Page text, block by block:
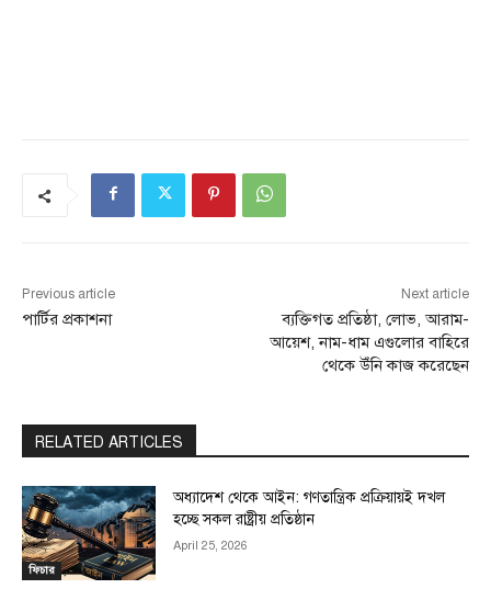
Previous article
পার্টির প্রকাশনা
Next article
ব্যক্তিগত প্রতিষ্ঠা, লোভ, আরাম-
আয়েশ, নাম-ধাম এগুলোর বাহিরে
থেকে উঁনি কাজ করেছেন
RELATED ARTICLES
ফিচার
অধ্যাদেশ থেকে আইন: গণতান্ত্রিক প্রক্রিয়ায়ই দখল
হচ্ছে সকল রাষ্ট্রীয় প্রতিষ্ঠান
April 25, 2026